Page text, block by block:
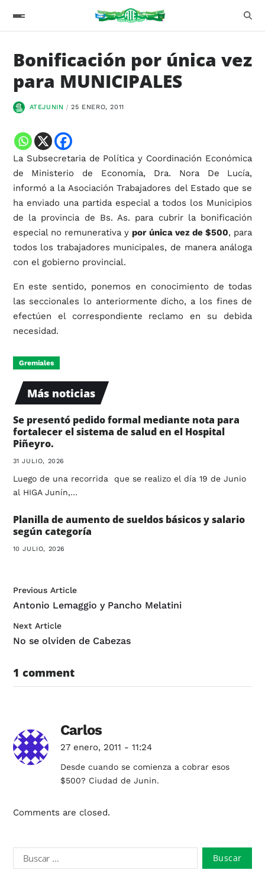
Bonificación por única vez
para MUNICIPALES
ATEJUNIN 25 ENERO, 2011
La Subsecretaria de Política y Coordinación Económica
de Ministerio de Economía, Dra. Nora De Lucía,
informó a la Asociación Trabajadores del Estado que se
ha enviado una partida especial a todos los Municipios
de la provincia de Bs. As. para cubrir la bonificación
especial no remunerativa y por única vez de $500, para
todos los trabajadores municipales, de manera análoga
con el gobierno provincial.
En este sentido, ponemos en conocimiento de todas
las seccionales lo anteriormente dicho, a los fines de
efectúen el correspondiente reclamo en su debida
necesidad.
Gremiales
Más noticias
Se presentó pedido formal mediante nota para
fortalecer el sistema de salud en el Hospital
Piñeyro.
31 JULIO, 2026
Luego de una recorrida que se realizo el día 19 de Junio
al HIGA Junín,…
Planilla de aumento de sueldos básicos y salario
según categoría
10 JULIO, 2026
Previous Article
Antonio Lemaggio y Pancho Melatini
Next Article
No se olviden de Cabezas
1 comment
Carlos
27 enero, 2011 - 11:24
Desde cuando se comienza a cobrar esos
$500? Ciudad de Junin.
Comments are closed.